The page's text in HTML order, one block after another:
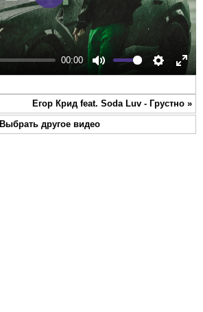
00:00
Mute Settings
Play
Егор Крид feat. Soda Luv - Грустно »
Выбрать другое видео